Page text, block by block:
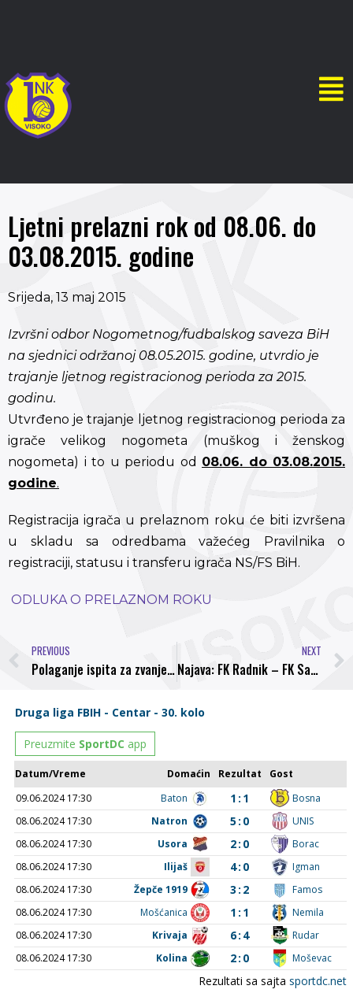
Ljetni prelazni rok od 08.06. do
03.08.2015. godine
Srijeda, 13 maj 2015
Izvršni odbor Nogometnog/fudbalskog saveza BiH
na sjednici održanoj 08.05.2015. godine, utvrdio je
trajanje ljetnog registracionog perioda za 2015.
godinu.
Utvrđeno je trajanje ljetnog registracionog perioda za
igrače velikog nogometa (muškog i ženskog
nogometa) i to u periodu od 08.06. do 03.08.2015.
godine.
Registracija igrača u prelaznom roku će biti izvršena
u skladu sa odredbama važećeg Pravilnika o
registraciji, statusu i transferu igrača NS/FS BiH.
ODLUKA O PRELAZNOM ROKU
PREVIOUS
Polaganje ispita za zvanje Entitetski sudac 20.05.2015. godine
NEXT
Najava: FK Radnik – FK Sarajevo